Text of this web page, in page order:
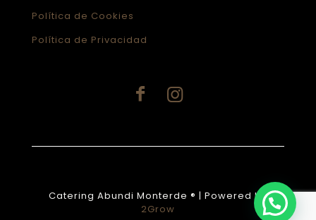
Política de Cookies
Política de Privacidad
Catering Abundi Monterde ® | Powered by
2Grow